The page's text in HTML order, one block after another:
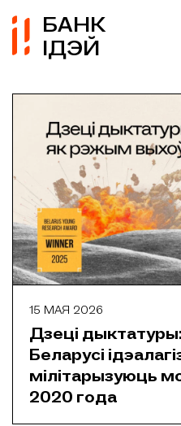
БАНК
ІДЭЙ
15 МАЯ 2026
Дзеці
Беларусі
мілітарызуюць
2020 года